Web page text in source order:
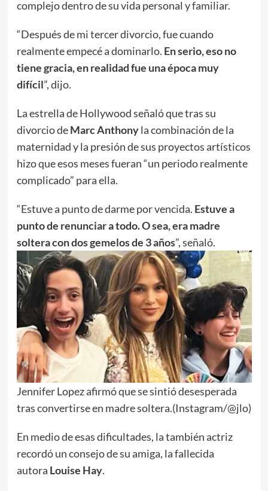
complejo dentro de su vida personal y familiar.
“Después de mi tercer divorcio, fue cuando
realmente empecé a dominarlo. En serio, eso no
tiene gracia, en realidad fue una época muy
difícil”, dijo.
La estrella de Hollywood señaló que tras su
divorcio deMarc Anthonyla combinación de la
maternidad y la presión de sus proyectos artísticos
hizo que esos meses fueran “un periodo realmente
complicado” para ella.
“Estuve a punto de darme por vencida. Estuve a
punto de renunciar a todo. O sea, era madre
soltera con dos gemelos de 3 años”, señaló.
Jennifer Lopez afirmó que se sintió desesperada
tras convertirse en madre soltera.(Instagram/@jlo)
En medio de esas dificultades, la también actriz
recordó un consejo de su amiga, la fallecida
autora Louise Hay.